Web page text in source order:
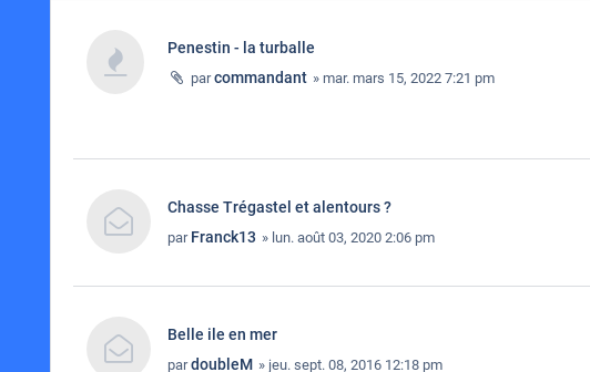
Penestin - la turballe
parcommandant » mar. mars 15, 2022 7:21 pm
Chasse Trégastel et alentours ?
par Franck13 » lun. août 03, 2020 2:06 pm
Belle ile en mer
pardoubleM » jeu. sept. 08, 2016 12:18 pm